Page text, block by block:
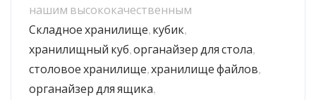
нашим высококачественным
Складное хранилище, кубик,
хранилищный куб,органайзер для стола,
столовое хранилище,хранилище файлов,
органайзер для ящика,